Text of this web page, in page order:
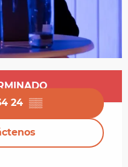
24 ▒▒